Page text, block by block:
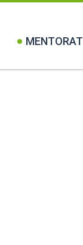
MENTORAT